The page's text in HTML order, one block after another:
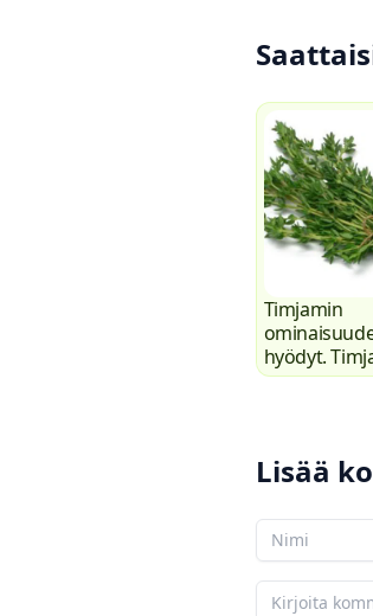
Timjamin
hyödyt.
kemiallinen
Lisää
Nimesi
Kommenttisi